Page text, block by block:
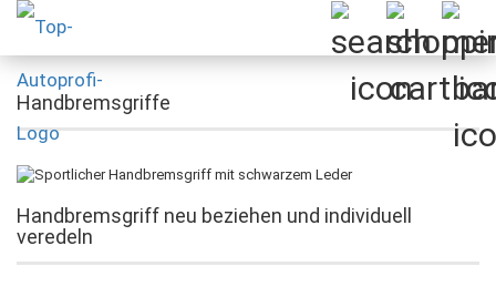
Handbremsgriffe
Handbremsgriff neu beziehen und individuell
veredeln